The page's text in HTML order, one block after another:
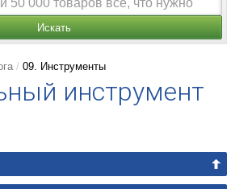
Искать
09. Инструменты
инструмент